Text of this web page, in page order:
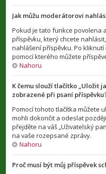
Jak můžu moderátorovi
Pokud je tato funkce povolena
příspěvku, který chcete
nahlášení příspěvku. Po
pomocí kterého můžete
Nahoru
K čemu slouží tlačítko „Uložit
zobrazené při psaní
Pomocí tohoto tlačítka můžete
mohli dokončit a odeslat
přejděte na váš „Uživatelský
na vaše rozepsané zprávy.
Nahoru
Proč musí být můj příspěvek